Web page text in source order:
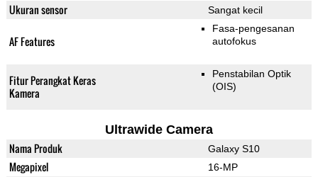
Ukuran sensor Sangat kecil
AF Features
Fasa-pengesanan
autofokus
Fitur Perangkat Keras
Kamera
Penstabilan Optik
(OIS)
Ultrawide Camera
Nama Produk Galaxy S10
Megapixel 16-MP